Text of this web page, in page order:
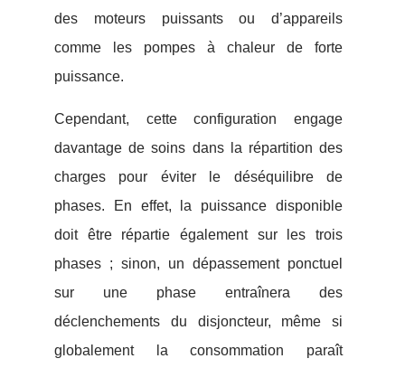
des moteurs puissants ou d’appareils
comme les pompes à chaleur de forte
puissance.
Cependant, cette configuration engage
davantage de soins dans la répartition des
charges pour éviter le déséquilibre de
phases. En effet, la puissance disponible
doit être répartie également sur les trois
phases ; sinon, un dépassement ponctuel
sur une phase entraînera des
déclenchements du disjoncteur, même si
globalement la consommation paraît